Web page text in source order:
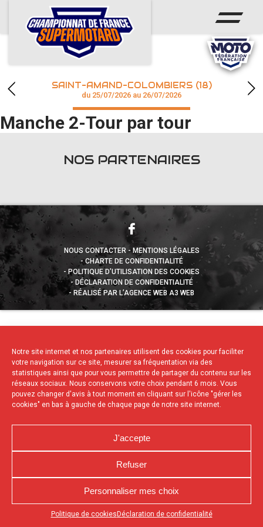
Notre site internet et nos partenaires utilisent des cookies pour faciliter
votre navigation sur ce site, mesurer sa fréquentation via des
statistiques ainsi que pour vous permettre de partager du contenu sur les
réseaux sociaux. Nous conservons votre choix pendant 6 mois. Vous
pouvez changer d'avis à tout moment en cliquant sur l'icône "gérer les
cookies" en bas à gauche de chaque page de notre site internet.
J'accepte
Refuser
Personnaliser mes choix
Politique de cookies Déclaration de confidentialité
Appuyez sur le bouton partager en bas de votre
ACCUEIL
ACTUS
CALENDRIER
CHAMPIONNAT
RÉSULTATS
SAINT-AMAND-COLOMBIERS (18)
du 25/07/2026 au 26/07/2026
Manche 2-Tour par tour
NOS PARTENAIRES
NOUS CONTACTER
MENTIONS LÉGALES
CHARTE DE CONFIDENTIALITÉ
POLITIQUE D’UTILISATION DES COOKIES
DÉCLARATION DE CONFIDENTIALITÉ
RÉALISÉ PAR L’AGENCE WEB A3 WEB